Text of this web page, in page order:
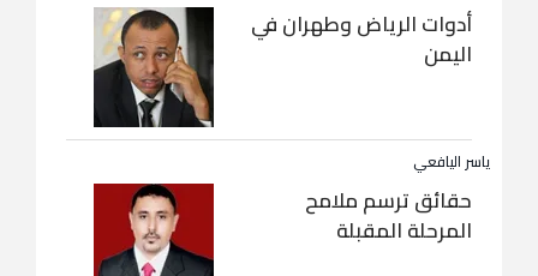
أدوات الرياض وطهران في
اليمن
ياسر اليافعي
حقائق ترسم ملامح
المرحلة المقبلة